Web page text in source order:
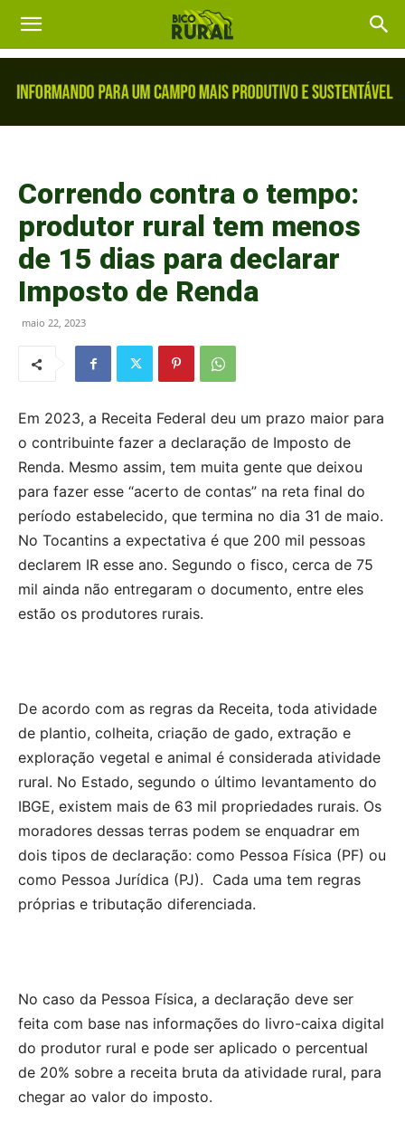
Correndo contra o tempo:
produtor rural tem menos
de 15 dias para declarar
Imposto de Renda
maio 22, 2023
Em 2023, a Receita Federal deu um prazo maior para
o contribuinte fazer a declaração de Imposto de
Renda. Mesmo assim, tem muita gente que deixou
para fazer esse “acerto de contas” na reta final do
período estabelecido, que termina no dia 31 de maio.
No Tocantins a expectativa é que 200 mil pessoas
declarem IR esse ano. Segundo o fisco, cerca de 75
mil ainda não entregaram o documento, entre eles
estão os produtores rurais.
De acordo com as regras da Receita, toda atividade
de plantio, colheita, criação de gado, extração e
exploração vegetal e animal é considerada atividade
rural. No Estado, segundo o último levantamento do
IBGE, existem mais de 63 mil propriedades rurais. Os
moradores dessas terras podem se enquadrar em
dois tipos de declaração: como Pessoa Física (PF) ou
como Pessoa Jurídica (PJ). Cada uma tem regras
próprias e tributação diferenciada.
No caso da Pessoa Física, a declaração deve ser
feita com base nas informações do livro-caixa digital
do produtor rural e pode ser aplicado o percentual
de 20% sobre a receita bruta da atividade rural, para
chegar ao valor do imposto.